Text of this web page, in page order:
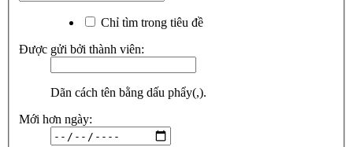
Chỉ tìm trong tiêu đề
Được gửi bởi thành viên:
Dãn cách tên bằng dấu phẩy(,).
Mới hơn ngày: